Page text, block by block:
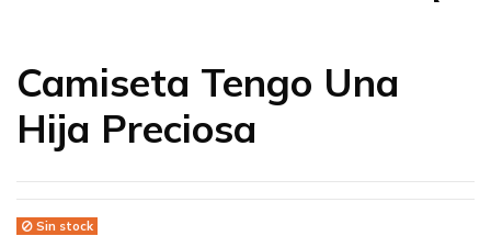
Camiseta Tengo Una
Hija Preciosa
Sin stock